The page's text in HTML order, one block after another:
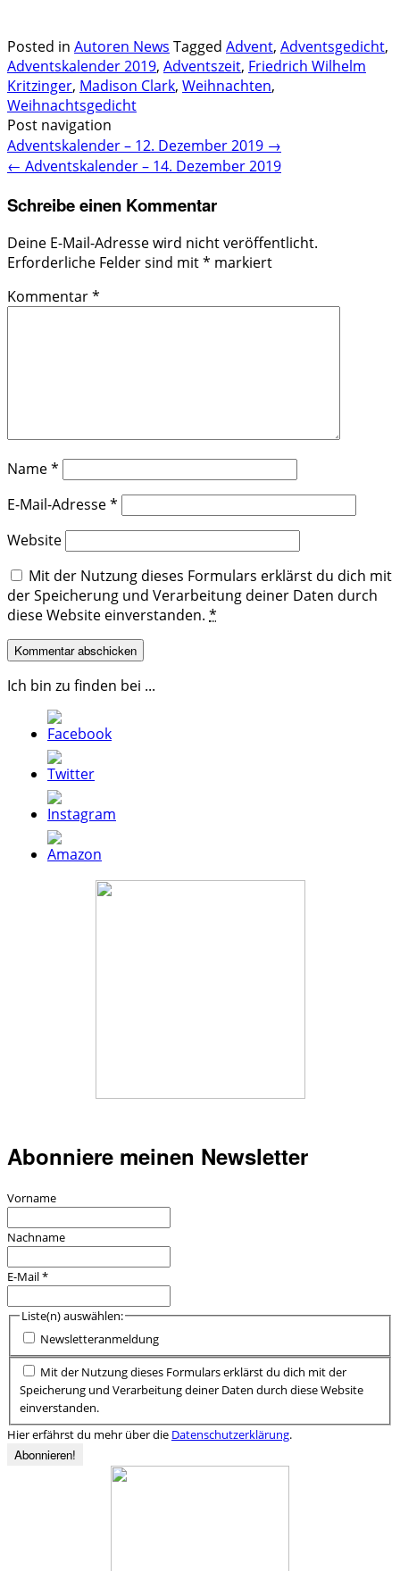
Posted in Autoren News Tagged Advent, Adventsgedicht,
Adventskalender 2019, Adventszeit, Friedrich Wilhelm
Kritzinger, Madison Clark, Weihnachten,
Weihnachtsgedicht
Post navigation
Adventskalender – 12. Dezember 2019 →
← Adventskalender – 14. Dezember 2019
Schreibe einen Kommentar
Deine E-Mail-Adresse wird nicht veröffentlicht.
Erforderliche Felder sind mit* markiert
Kommentar*
Name*
E-Mail-Adresse*
Website
Mit der Nutzung dieses Formulars erklärst du dich mit
der Speicherung und Verarbeitung deiner Daten durch
diese Website einverstanden. *
Ich bin zu finden bei ...
Abonniere meinen Newsletter
Vorname
Nachname
E-Mail*
Liste(n) auswählen:
Newsletteranmeldung
Mit der Nutzung dieses Formulars erklärst du dich mit der
Speicherung und Verarbeitung deiner Daten durch diese Website
einverstanden.
Hier erfährst du mehr über die Datenschutzerklärung.